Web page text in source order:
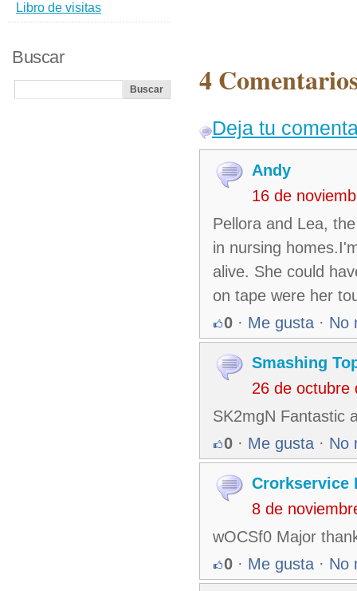
4
Deja tu
Andy
16 de
Pellora and Lea,
in nursing
alive. She could
on tape were her
0 · Me gusta · No
Smashing
26 de octubre
SK2mgN Fantastic
0 · Me gusta · No
Crorkservice
8 de
wOCSf0 Major
0 · Me gusta · No
Libro de visitas
Buscar